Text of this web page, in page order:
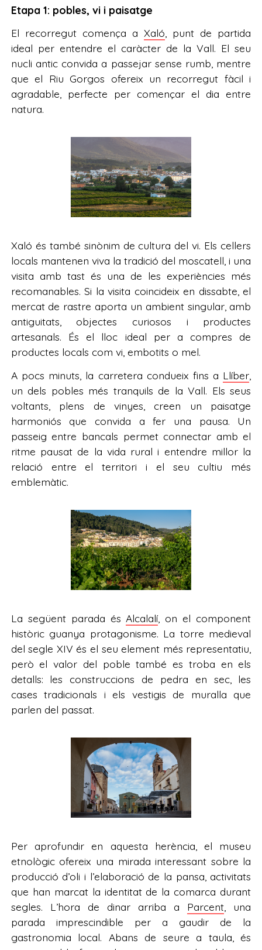
Etapa 1: pobles, vi i paisatge
El recorregut comença aXaló , punt de partida
ideal per entendre el caràcter de la Vall. El seu
nucli antic convida a passejar sense rumb, mentre
que el Riu Gorgos ofereix un recorregut fàcil i
agradable, perfecte per començar el dia entre
natura.
Xaló és també sinònim de cultura del vi. Els cellers
locals mantenen viva la tradició del moscatell, i una
visita amb tast és una de les experiències més
recomanables. Si la visita coincideix en dissabte, el
mercat de rastre aporta un ambient singular, amb
antiguitats, objectes curiosos i productes
artesanals. És el lloc ideal per a compres de
productes locals com vi, embotits o mel.
A pocs minuts, la carretera condueix fins a Llíber
un dels pobles més tranquils de la Vall. Els seus
voltants, plens de vinyes, creen un paisatge
harmoniós que convida a fer una pausa. Un
passeig entre bancals permet connectar amb el
ritme pausat de la vida rural i entendre millor la
relació entre el territori i el seu cultiu més
emblemàtic.
La següent parada ésAlcalalí, on el component
històric guanya protagonisme. La torre medieval
del segle XIV és el seu element més representatiu,
però el valor del poble també es troba en els
detalls: les construccions de pedra en sec, les
cases tradicionals i els vestigis de muralla que
parlen del passat.
Per aprofundir en aquesta herència, el museu
etnològic ofereix una mirada interessant sobre la
producció d’oli i l’elaboració de la pansa, activitats
que han marcat la identitat de la comarca durant
segles. L’hora de dinar arriba a Parcent , una
parada imprescindible per a gaudir de la
gastronomia local. Abans de seure a taula, és